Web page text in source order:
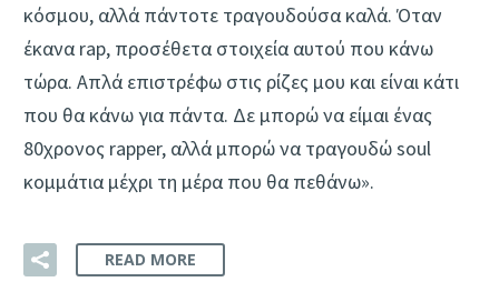
κόσμου, αλλά πάντοτε τραγουδούσα καλά. Όταν
έκανα rap, προσέθετα στοιχεία αυτού που κάνω
τώρα. Απλά επιστρέφω στις ρίζες μου και είναι κάτι
που θα κάνω για πάντα. Δε μπορώ να είμαι ένας
80χρονος rapper, αλλά μπορώ να τραγουδώ soul
κομμάτια μέχρι τη μέρα που θα πεθάνω».
READ MORE